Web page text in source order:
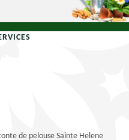
de pelouse Sainte Helene